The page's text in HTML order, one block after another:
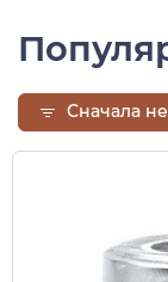
Сначала